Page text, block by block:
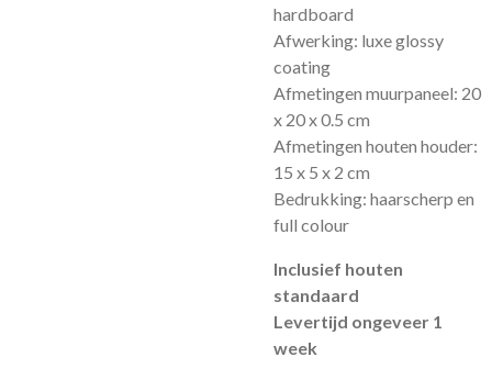
hardboard
Afwerking: luxe glossy
coating
Afmetingen muurpaneel: 20
x 20 x 0.5 cm
Afmetingen houten houder:
15 x 5 x 2 cm
Bedrukking: haarscherp en
full colour
Inclusief houten
standaard
Levertijd ongeveer 1
week